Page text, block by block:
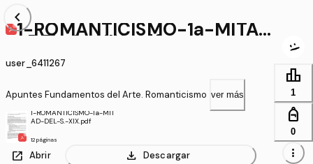
chevron_left
1-ROMANTICISMO-1a-MITAD
-DEL-S.-XIX.pdf
user_6411267
Apuntes Fundamentos del Arte. Romanticismo ver más
1-ROMANTICISMO-1a-MIT
AD-DEL-S.-XIX.pdf
12 páginas
open_in_new Abrir download Descargar
leaderboard
1
personal_bag
0
more_vert